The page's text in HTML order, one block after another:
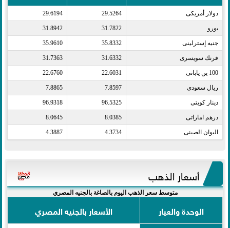
دولار أمريكى​ 29.5264
29.6194
يورو​ 31.7822
31.8942
جنيه إسترلينى​ 35.8332
35.9610
فرنك سويسرى​ 31.6332
31.7363
100 ين يابانى​ 22.6031
22.6760
ريال سعودى​ 7.8597
7.8865
دينار كويتى​ 96.5325
96.9318
درهم اماراتى​ 8.0385
8.0645
اليوان الصينى​ 4.3734
4.3887
أسعار الذهب
متوسط سعر الذهب اليوم بالصاغة بالجنيه المصري
الوحدة والعيار
الأسعار بالجنيه المصري